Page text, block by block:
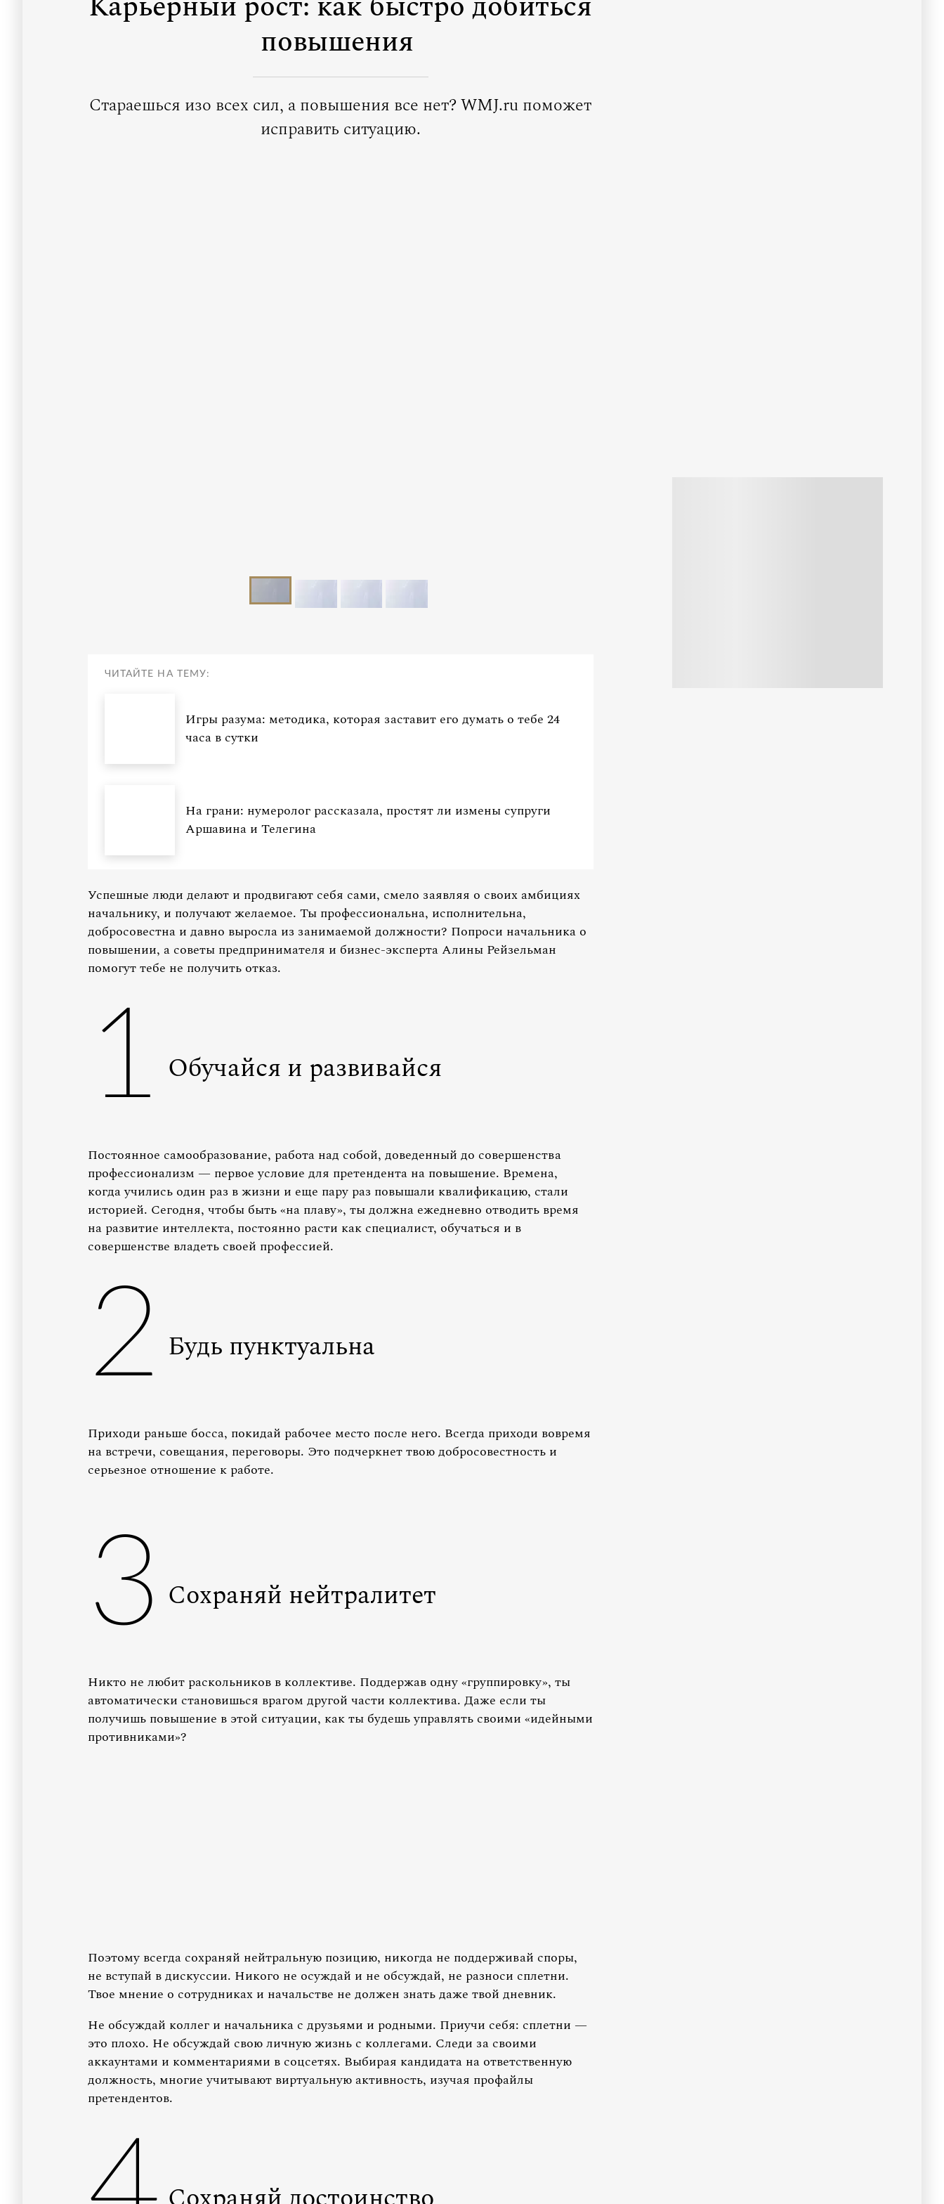
повышения
Стараешься изо всех сил, а повышения все нет? WMJ.ru поможет
исправить ситуацию.
ЧИТАЙТЕ НА ТЕМУ:
Игры разума: методика, которая заставит его думать о тебе 24
часа в сутки
На грани: нумеролог рассказала, простят ли измены супруги
Аршавина и Телегина
Успешные люди делают и продвигают себя сами, смело заявляя о своих амбициях
начальнику, и получают желаемое. Ты профессиональна, исполнительна,
добросовестна и давно выросла из занимаемой должности? Попроси начальника о
повышении, а советы предпринимателя и бизнес-эксперта Алины Рейзельман
помогут тебе не получить отказ.
1 Обучайся и развивайся
Постоянное самообразование, работа над собой, доведенный до совершенства
профессионализм — первое условие для претендента на повышение. Времена,
когда учились один раз в жизни и еще пару раз повышали квалификацию, стали
историей. Сегодня, чтобы быть «на плаву», ты должна ежедневно отводить время
на развитие интеллекта, постоянно расти как специалист, обучаться и в
совершенстве владеть своей профессией.
2 Будь пунктуальна
Приходи раньше босса, покидай рабочее место после него. Всегда приходи вовремя
на встречи, совещания, переговоры. Это подчеркнет твою добросовестность и
серьезное отношение к работе.
3 Сохраняй нейтралитет
Никто не любит раскольников в коллективе. Поддержав одну «группировку», ты
автоматически становишься врагом другой части коллектива. Даже если ты
получишь повышение в этой ситуации, как ты будешь управлять своими «идейными
противниками»?
Поэтому всегда сохраняй нейтральную позицию, никогда не поддерживай споры,
не вступай в дискуссии. Никого не осуждай и не обсуждай, не разноси сплетни.
Твое мнение о сотрудниках и начальстве не должен знать даже твой дневник.
Не обсуждай коллег и начальника с друзьями и родными. Приучи себя: сплетни —
это плохо. Не обсуждай свою личную жизнь с коллегами. Следи за своими
аккаунтами и комментариями в соцсетях. Выбирая кандидата на ответственную
должность, многие учитывают виртуальную активность, изучая профайлы
претендентов.